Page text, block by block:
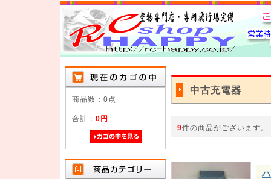
商品数：0点
合計： 0円
中古充電器
9件の商品がございます。